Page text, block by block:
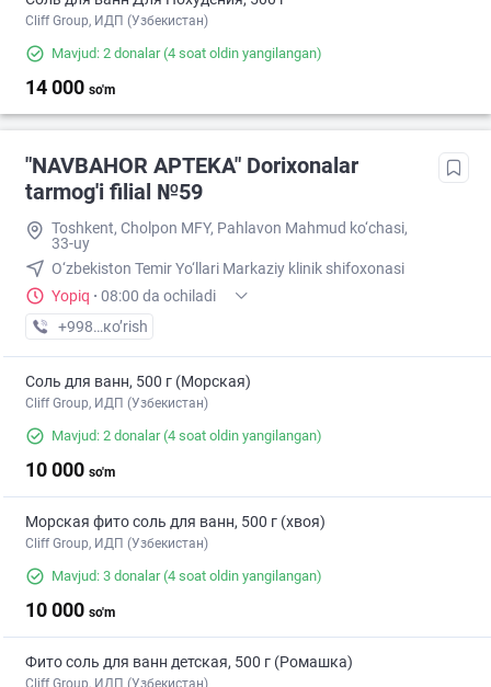
Cliff Group, ИДП (Узбекистан)
Mavjud: 2 donalar(4 soat oldin yangilangan)
14 000 so'm
"NAVBAHOR APTEKA" Dorixonalar
tarmog'i filial №59
Toshkent, Cholpon MFY, Pahlavon Mahmud ko‘chasi,
33-uy
O‘zbekiston Temir Yo‘llari Markaziy klinik shifoxonasi
Yopiq · 08:00 da ochiladi
+998 (94) XXX-XX-XX
кo’rish
Соль для ванн, 500 г (Морская)
Cliff Group, ИДП (Узбекистан)
Mavjud: 2 donalar(4 soat oldin yangilangan)
10 000 so'm
Морская фито соль для ванн, 500 г (хвоя)
Cliff Group, ИДП (Узбекистан)
Mavjud: 3 donalar(4 soat oldin yangilangan)
10 000 so'm
Фито соль для ванн детская, 500 г (Ромашка)